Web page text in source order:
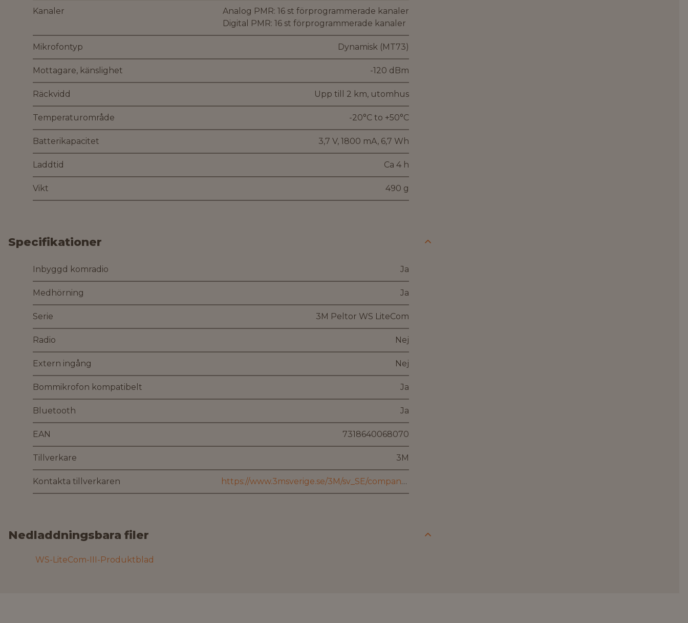
Kanaler
Analog PMR: 16 st förprogrammerade kanaler
Digital PMR: 16 st förprogrammerade kanaler
Mikrofontyp Dynamisk (MT73)
Mottagare, känslighet -120 dBm
Räckvidd Upp till 2 km, utomhus
Temperaturområde -20°C to +50°C
Batterikapacitet 3,7 V, 1800 mA, 6,7 Wh
Laddtid Ca 4 h
Vikt 490 g
Specifikationer
Inbyggd komradio Ja
Medhörning Ja
Serie 3M Peltor WS LiteCom
Radio Nej
Extern ingång Nej
Bommikrofon kompatibelt Ja
Bluetooth Ja
EAN 7318640068070
Tillverkare 3M
Kontakta tillverkaren https://www.3msverige.se/3M/sv_SE/company-ndc/help-center/
Nedladdningsbara filer
WS-LiteCom-III-Produktblad